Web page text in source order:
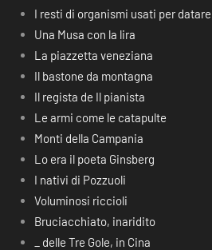
I resti di organismi usati per
Una Musa con la lira
La piazzetta veneziana
Il bastone da montagna
Il regista de Il pianista
Le armi come le catapulte
Monti della Campania
Lo era il poeta Ginsberg
I nativi di Pozzuoli
Voluminosi riccioli
Bruciacchiato, inaridito
_ delle Tre Gole, in Cina